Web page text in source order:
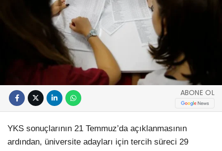
ABONE OL
YKS sonuçlarının 21 Temmuz’da açıklanmasının
ardından, üniversite adayları için tercih süreci 29